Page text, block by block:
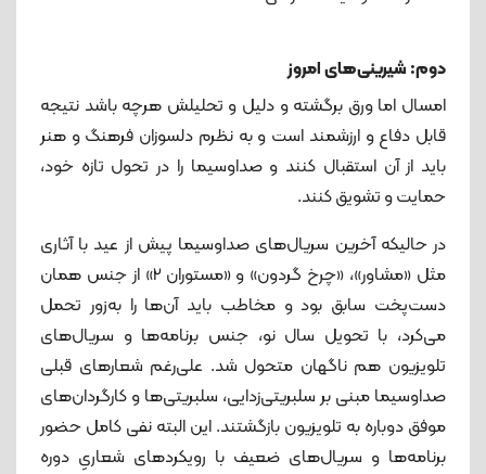
دوم: شیرینی‌های امروز
امسال اما ورق برگشته و دلیل و تحلیلش هرچه باشد نتیجه
قابل دفاع و ارزشمند است و به نظرم دلسوزان فرهنگ و هنر
باید از آن استقبال کنند و صداوسیما را در تحول تازه خود،
حمایت و تشویق کنند.
در حالیکه آخرین سریال‌های صداوسیما پیش از عید با آثاری
مثل «مشاور»، «چرخ گردون» و «مستوران 2» از جنس همان
دست‌پخت سابق بود و مخاطب باید آن‌ها را به‌زور تحمل
می‌کرد، با تحویل سال نو، جنس برنامه‌ها و سریال‌های
تلویزیون هم ناگهان متحول شد. علی‌رغم شعارهای قبلی
صداوسیما مبنی بر سلبریتی‌زدایی، سلبریتی‌ها و کارگردان‌های
موفق دوباره به تلویزیون بازگشتند. این البته نفی کامل حضور
برنامه‌ها و سریال‌های ضعیف با رویکردهای شعاریِ دوره